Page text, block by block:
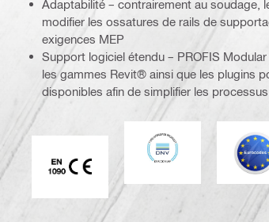
Adaptabilité – contrairement au
modifier les ossatures de rails de
exigences MEP
Support logiciel étendu – PROFIS
les gammes Revit® ainsi que les plugins
disponibles afin de simplifier les
Marque CE EN 1090
DNV